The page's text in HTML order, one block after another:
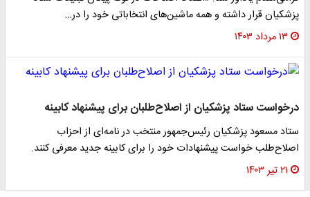
پزشکیان قرار داشته و همه ماشین‌های انتخاباتی خود را در…
۱۳ مرداد ۱۴۰۳
درخواست ستاد پزشکیان از اصلاح‌طلبان برای پیشنهاد کابینه
ستاد مسعود پزشکیان رئیس‌جمهور منتخب در نامه‌ای از احزاب
اصلاح‌طلب خواست پیشنهادات خود را برای کابینه جدید معرفی کنند.
۲۱ تیر ۱۴۰۳